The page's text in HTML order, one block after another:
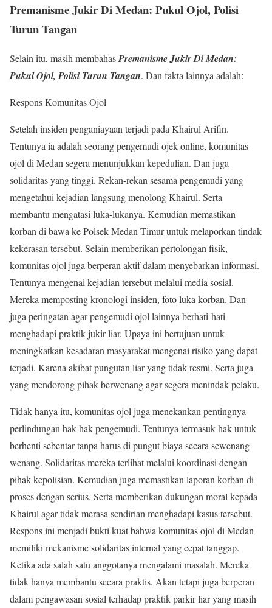
Premanisme Jukir Di Medan: Pukul Ojol, Polisi
Turun Tangan
Selain itu, masih membahasPremanisme Jukir Di Medan:
Pukul Ojol, Polisi Turun Tangan. Dan fakta lainnya adalah:
Respons Komunitas Ojol
Setelah insiden penganiayaan terjadi pada Khairul Arifin.
Tentunya ia adalah seorang pengemudi ojek online, komunitas
ojol di Medan segera menunjukkan kepedulian. Dan juga
solidaritas yang tinggi. Rekan-rekan sesama pengemudi yang
mengetahui kejadian langsung menolong Khairul. Serta
membantu mengatasi luka-lukanya. Kemudian memastikan
korban di bawa ke Polsek Medan Timur untuk melaporkan tindak
kekerasan tersebut. Selain memberikan pertolongan fisik,
komunitas ojol juga berperan aktif dalam menyebarkan informasi.
Tentunya mengenai kejadian tersebut melalui media sosial.
Mereka memposting kronologi insiden, foto luka korban. Dan
juga peringatan agar pengemudi ojol lainnya berhati-hati
menghadapi praktik jukir liar. Upaya ini bertujuan untuk
meningkatkan kesadaran masyarakat mengenai risiko yang dapat
terjadi. Karena akibat pungutan liar yang tidak resmi. Serta juga
yang mendorong pihak berwenang agar segera menindak pelaku.
Tidak hanya itu, komunitas ojol juga menekankan pentingnya
perlindungan hak-hak pengemudi. Tentunya termasuk hak untuk
berhenti sebentar tanpa harus di pungut biaya secara sewenang-
wenang. Solidaritas mereka terlihat melalui koordinasi dengan
pihak kepolisian. Kemudian juga memastikan laporan korban di
proses dengan serius. Serta memberikan dukungan moral kepada
Khairul agar tidak merasa sendirian menghadapi kasus tersebut.
Respons ini menjadi bukti kuat bahwa komunitas ojol di Medan
memiliki mekanisme solidaritas internal yang cepat tanggap.
Ketika ada salah satu anggotanya mengalami masalah. Mereka
tidak hanya membantu secara praktis. Akan tetapi juga berperan
dalam pengawasan sosial terhadap praktik parkir liar yang masih